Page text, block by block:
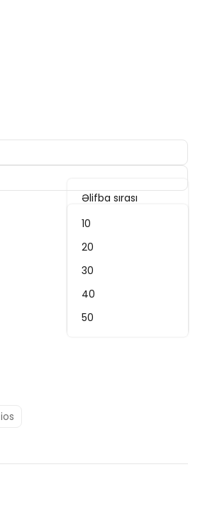
Əlifba sırası
Ən son
Uyğunluq
Ən yüksək reytinq
10
20
30
40
50
ios